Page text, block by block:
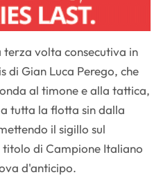
volta consecutiva in
di Gian Luca Perego, che
al timone e alla tattica,
tutta la flotta sin dalla
il sigillo sul
titolo di Campione Italiano
d'anticipo.